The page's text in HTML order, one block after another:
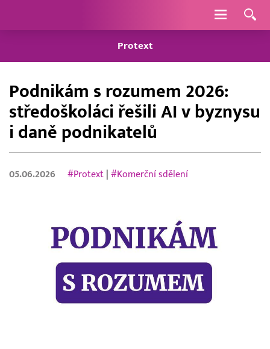
Navigace
Protext
Podnikám s rozumem 2026:
středoškoláci řešili AI v byznysu
i daně podnikatelů
05.06.2026 #Protext |#Komerční sdělení